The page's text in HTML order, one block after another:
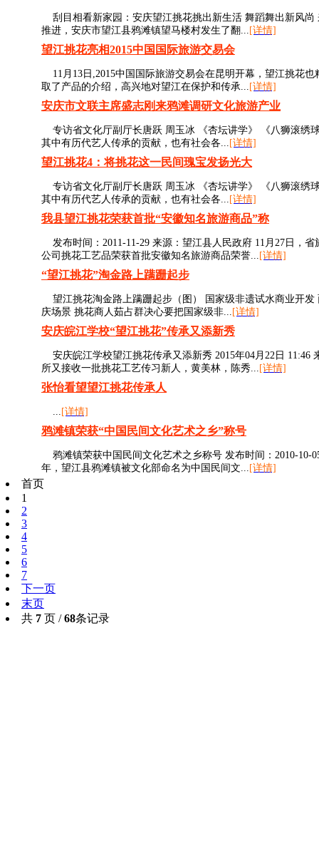
刮目相看新家园：安庆望江挑花挑出新生活 舞蹈舞出新风尚
推进，安庆市望江县鸦滩镇望马楼村发生了翻... [详情]
望江挑花亮相2015中国国际旅游交易会
11月13日,2015中国国际旅游交易会在昆明开幕，望江挑花
取了产品的介绍，高兴地对望江在保护和传承... [详情]
安庆市文联主席盛志刚来鸦滩调研文化旅游产业
专访省文化厅副厅长唐跃 周玉冰 《杏坛讲学》 《八狮滚绣
其中有历代艺人传承的贡献，也有社会各... [详情]
望江挑花4：将挑花这一民间瑰宝发扬光大
专访省文化厅副厅长唐跃 周玉冰 《杏坛讲学》 《八狮滚绣
其中有历代艺人传承的贡献，也有社会各... [详情]
我县望江挑花荣获首批“安徽知名旅游商品”称
发布时间：2011-11-29 来源：望江县人民政府 11月27日，
公司挑花工艺品荣获首批安徽知名旅游商品荣誉... [详情]
“望江挑花”淘金路上蹒跚起步
望江挑花淘金路上蹒跚起步（图） 国家级非遗试水商业开
庆场景 挑花商人茹占群决心要把国家级非... [详情]
安庆皖江学校“望江挑花”传承又添新秀
安庆皖江学校望江挑花传承又添新秀 2015年04月22日 11:46
所又接收一批挑花工艺传习新人，黄美林，陈秀... [详情]
张怡看望望江挑花传承人
... [详情]
鸦滩镇荣获“中国民间文化艺术之乡”称号
鸦滩镇荣获中国民间文化艺术之乡称号 发布时间：2010-10-
年，望江县鸦滩镇被文化部命名为中国民间文... [详情]
首页
1
2
3
4
5
6
7
下一页
末页
共 7 页 /68条记录